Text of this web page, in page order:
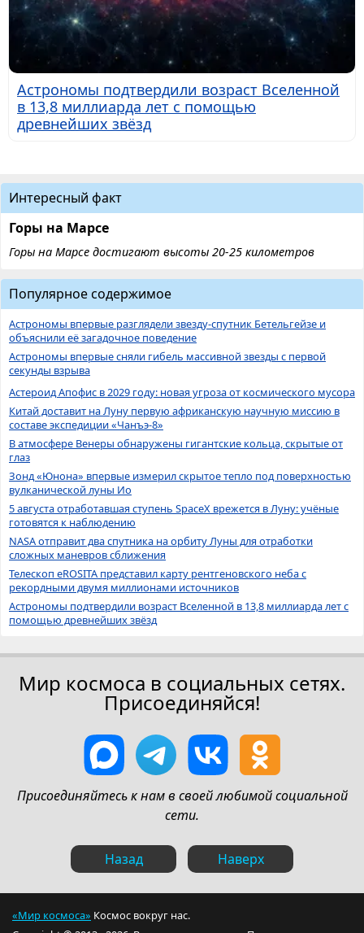
Астрономы подтвердили возраст Вселенной
в 13,8 миллиарда лет с помощью
древнейших звёзд
Интересный факт
Горы на Марсе
Горы на Марсе достигают высоты 20-25 километров
Популярное содержимое
Астрономы впервые разглядели звезду-спутник Бетельгейзе и
объяснили её загадочное поведение
Астрономы впервые сняли гибель массивной звезды с первой
секунды взрыва
Астероид Апофис в 2029 году: новая угроза от космического мусора
Китай доставит на Луну первую африканскую научную миссию в
составе экспедиции «Чанъэ-8»
В атмосфере Венеры обнаружены гигантские кольца, скрытые от
глаз
Зонд «Юнона» впервые измерил скрытое тепло под поверхностью
вулканической луны Ио
5 августа отработавшая ступень SpaceX врежется в Луну: учёные
готовятся к наблюдению
NASA отправит два спутника на орбиту Луны для отработки
сложных маневров сближения
Телескоп eROSITA представил карту рентгеновского неба с
рекордными двумя миллионами источников
Астрономы подтвердили возраст Вселенной в 13,8 миллиарда лет с
помощью древнейших звёзд
Мир космоса в социальных сетях.
Присоединяйся!
Присоединяйтесь к нам в своей любимой социальной
сети.
Назад Наверх
«Мир космоса» Космос вокруг нас.